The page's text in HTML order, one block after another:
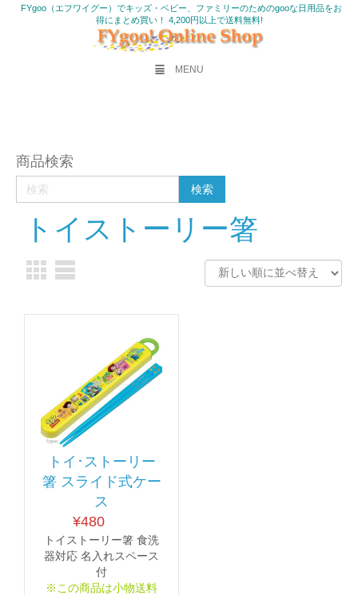
FYgoo（エフワイグー）でキッズ・ベビー、ファミリーのためのgooな日用品をお
得にまとめ買い！ 4,200円以上で送料無料!
MENU
商品検索
トイストーリー箸
トイ･ストーリー
箸 スライド式ケー
ス
¥480
トイストーリー箸 食洗
器対応 名入れスペース
付
※この商品は小物送料